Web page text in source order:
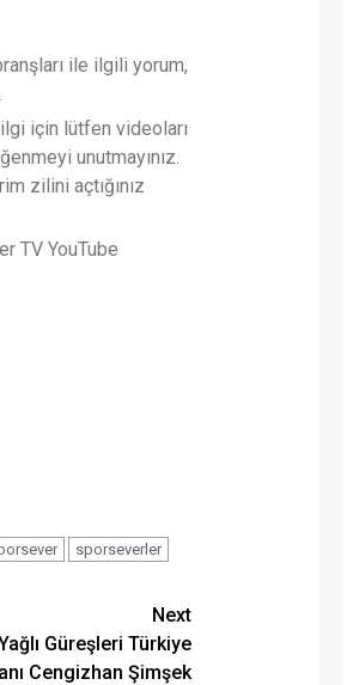
ile ilgili yorum,
için lütfen videoları
unutmayınız.
zilini açtığınız
TV YouTube
sporseverler
Next
Güreşleri Türkiye
Cengizhan Şimşek